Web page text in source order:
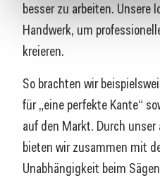
besser zu arbeiten. Unsere
Handwerk, um
kreieren.
So brachten wir
für „eine perfekte Kante“
auf den Markt. Durch
bieten wir zusammen mit
Unabhängigkeit beim